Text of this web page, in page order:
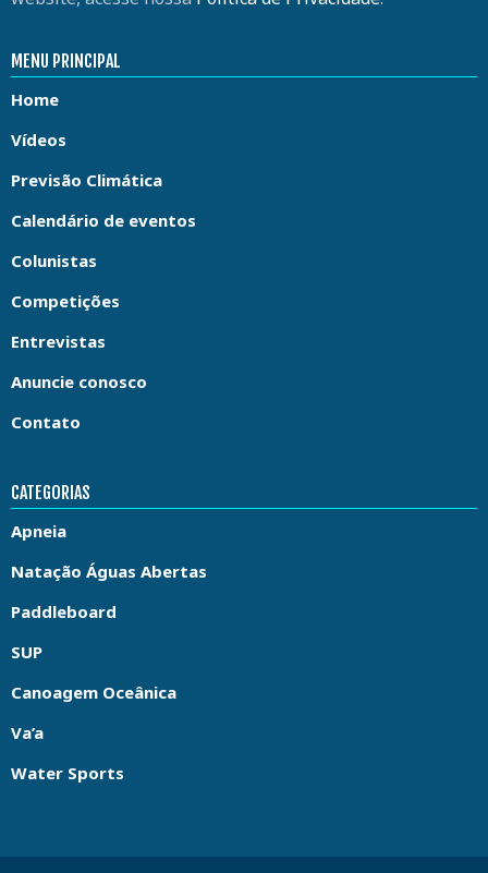
MENU PRINCIPAL
Home
Vídeos
Previsão Climática
Calendário de eventos
Colunistas
Competições
Entrevistas
Anuncie conosco
Contato
CATEGORIAS
Apneia
Natação Águas Abertas
Paddleboard
SUP
Canoagem Oceânica
Va’a
Water Sports